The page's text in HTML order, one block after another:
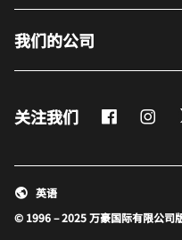
我们的公司
关注我们 Facebook
© 1996 – 2025 万豪国际有限公司
英语